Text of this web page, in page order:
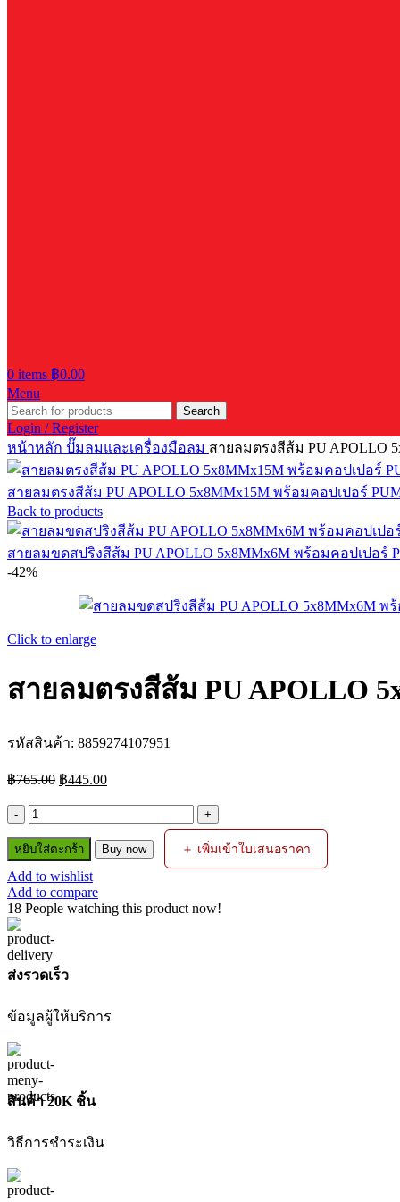
0 items ฿0.00
Menu
Search
Login / Register
หน้าหลัก ปั๊มลมและเครื่องมือลม สายลมตรงสีส้ม PU APOLLO
สายลมตรงสีส้ม PU APOLLO 5x8MMx15M พร้อมคอปเปอร์
Back to products
สายลมขดสปริงสีส้ม PU APOLLO 5x8MMx6M พร้อมคอปเปอร์
-42%
Click to enlarge
สายลมตรงสีส้ม PU APOLLO
รหัสสินค้า: 8859274107951
฿765.00 Original
price
was:
฿765.00.
฿445.00Current
price
is:
฿445.00.
จำนวน
สายลม
ตรง
สี
ส้ม
APOLLO
5x8MMx20M
พร้อม
PUMPKIN
หยิบใส่ตะกร้า Buy now ＋ เพิ่มเข้าใบเสนอราคา
Add to wishlist
Add to compare
18 People watching this product now!
ส่งรวดเร็ว
ข้อมูลผู้ให้บริการ
สินค้า 20K ชิ้น
วิธีการชำระเงิน